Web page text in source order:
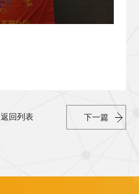
下一篇
返回列表